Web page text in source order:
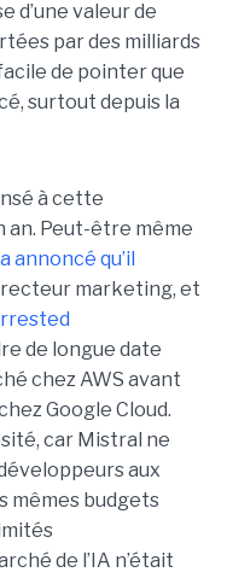
d’une valeur de
par des milliards
de pointer que
surtout depuis la
à cette
an. Peut-être même
annoncé qu’il
marketing, et
de longue date
chez AWS avant
Google Cloud.
car Mistral ne
aux
mêmes budgets
de l’IA n’était